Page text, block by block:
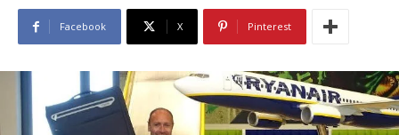
Facebook X Pinterest